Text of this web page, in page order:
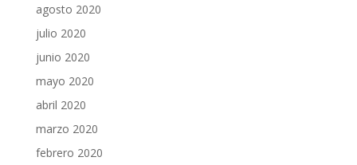
agosto 2020
julio 2020
junio 2020
mayo 2020
abril 2020
marzo 2020
febrero 2020